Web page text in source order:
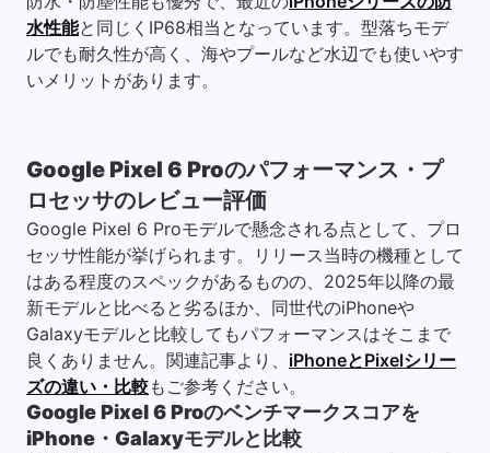
水性能と同じくIP68相当となっています。型落ちモデ
ルでも耐久性が高く、海やプールなど水辺でも使いやす
いメリットがあります。
Google Pixel 6 Proのパフォーマンス・プ
ロセッサのレビュー評価
Google Pixel 6 Proモデルで懸念される点として、プロ
セッサ性能が挙げられます。リリース当時の機種として
はある程度のスペックがあるものの、2025年以降の最
新モデルと比べると劣るほか、同世代のiPhoneや
Galaxyモデルと比較してもパフォーマンスはそこまで
良くありません。関連記事より、 iPhoneとPixelシリー
ズの違い・比較もご参考ください。
Google Pixel 6 Proのベンチマークスコアを
iPhone・Galaxyモデルと比較